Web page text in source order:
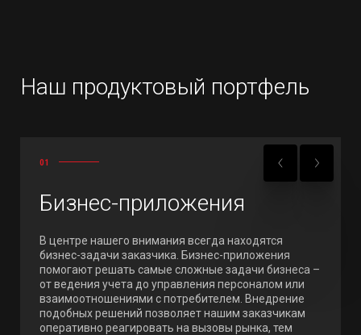
Наш продуктовый портфель
01
Бизнес-приложения
В центре нашего внимания всегда находятся
бизнес-задачи заказчика. Бизнес-приложения
помогают решать самые сложные задачи бизнеса –
от ведения учета до управления персоналом или
взаимоотношениями с потребителем. Внедрение
подобных решений позволяет нашим заказчикам
оперативно реагировать на вызовы рынка, тем